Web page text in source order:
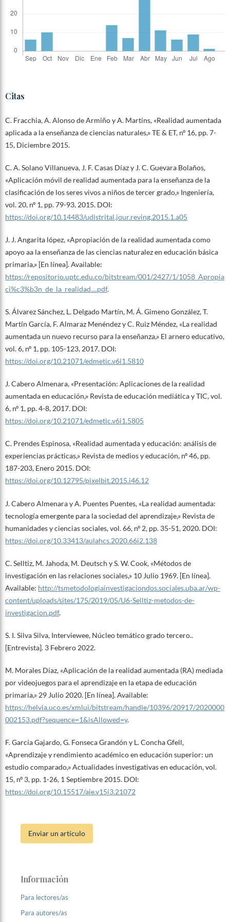
Citas
C. Fracchia, A. Alonso de Armiño y A. Martins, «Realidad aumentada
aplicada a la enseñanza de ciencias naturales,» TE & ET, nº 16, pp. 7-
15, Diciembre 2015.
C. A. Solano Villanueva, J. F. Casas Díaz y J. C. Guevara Bolaños,
«Aplicación móvil de realidad aumentada para la enseñanza de la
clasificación de los seres vivos a niños de tercer grado,» Ingeniería,
vol. 20, nº 1, pp. 79-93, 2015. DOI:
https://doi.org/10.14483/udistrital.jour.reving.2015.1.a05
J. J. Angarita lópez, «Apropiación de la realidad aumentada como
apoyo aa la enseñanza de las ciencias naturalez en educación básica
primaria,» [En línea]. Available:
https://repositorio.uptc.edu.co/bitstream/001/2427/1/1058_Apropia
ci%c3%b3n_de_la_realidad....pdf.
S. Álvarez Sánchez, L. Delgado Martín, M. Á. Gimeno González, T.
Martín García, F. Almaraz Menéndez y C. Ruiz Méndez, «La realidad
aumentada un nuevo recurso para la enseñanza,» El arnero educativo,
vol. 6, nº 1, pp. 105-123, 2017. DOI:
https://doi.org/10.21071/edmetic.v6i1.5810
J. Cabero Almenara, «Presentación: Aplicaciones de la realidad
aumentada en educación,» Revista de educación mediática y TIC, vol.
6, nº 1, pp. 4-8, 2017. DOI:
https://doi.org/10.21071/edmetic.v6i1.5805
C. Prendes Espinosa, «Realidad aumentada y educación: análisis de
experiencias prácticas,» Revista de medios y educación, nº 46, pp.
187-203, Enero 2015. DOI:
https://doi.org/10.12795/pixelbit.2015.i46.12
J. Cabero Almenara y A. Puentes Puentes, «La realidad aumentada:
tecnología emergente para la sociedad del aprendizaje,» Revista de
humanidades y ciencias sociales, vol. 66, nº 2, pp. 35-51, 2020. DOI:
https://doi.org/10.33413/aulahcs.2020.66i2.138
C. Selltiz, M. Jahoda, M. Deutsch y S. W. Cook, «Métodos de
investigación en las relaciones sociales,» 10 Julio 1969. [En línea].
Available: http://tsmetodologiainvestigaciondos.sociales.uba.ar/wp-
content/uploads/sites/175/2019/05/U6-Selltiz-metodos-de-
investigacion.pdf.
S. I. Silva Silva, Interviewee, Núcleo temático grado tercero..
[Entrevista]. 3 Febrero 2022.
M. Morales Díaz, «Aplicación de la realidad aumentada (RA) mediada
por videojuegos para el aprendizaje en la etapa de educación
primaria,» 29 Julio 2020. [En línea]. Available:
https://helvia.uco.es/xmlui/bitstream/handle/10396/20917/2020000
002153.pdf?sequence=1&isAllowed=y.
F. García Gajardo, G. Fonseca Grandón y L. Concha Gfell,
«Aprendizaje y rendimiento académico en educación superior: un
estudio comparado,» Actualidades investigativas en educación, vol.
15, nº 3, pp. 1-26, 1 Septiembre 2015. DOI:
https://doi.org/10.15517/aie.v15i3.21072
Enviar un artículo
Información
Para lectores/as
Para autores/as